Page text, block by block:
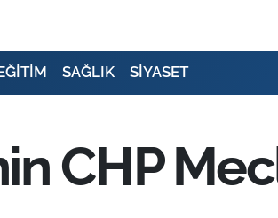
SAĞLIK SİYASET
CHP